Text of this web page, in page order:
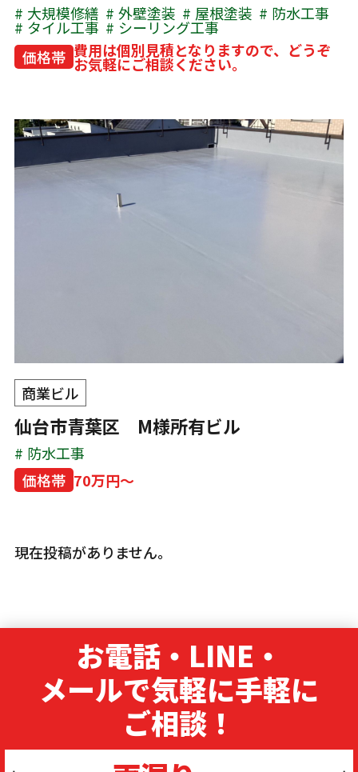
大規模修繕 外壁塗装 屋根塗装 防水工事
タイル工事
シーリング工事
価格帯 費用は個別見積となりますので、どうぞ
お気軽にご相談ください。
商業ビル
仙台市青葉区 M様所有ビル
防水工事
価格帯 70万円～
現在投稿がありません。
お電話・LINE・
メールで気軽に手軽に
ご相談！